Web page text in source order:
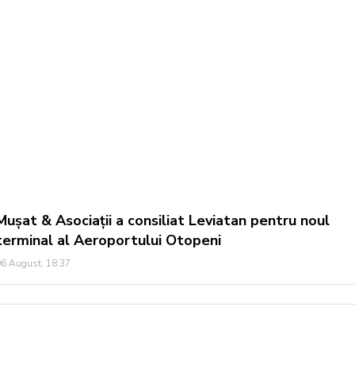
& Asociații a consiliat Leviatan pentru noul
al Aeroportului Otopeni
August, 18:37